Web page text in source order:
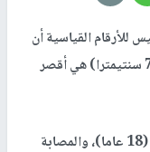
القياسية أن
شابة أميركية يبلغ طولها 28.3 بوصة فقط (72 سنتيمترا) هي أقصر
وحققت الأميركية المقعدة "وايلدن أومويثي" (18 عاما)، والمصابة